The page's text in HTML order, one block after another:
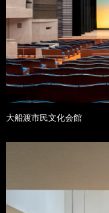
大船渡市民文化会館